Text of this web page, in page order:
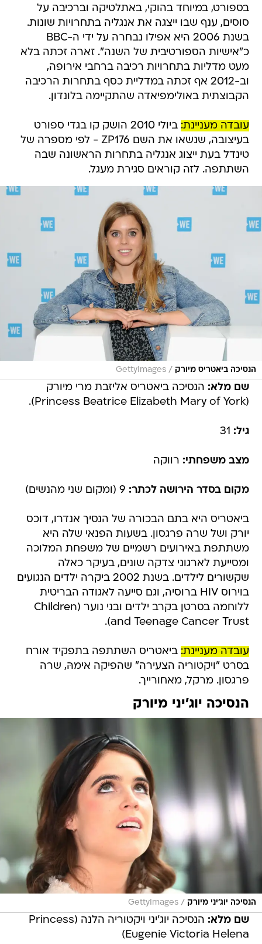
בספורט, במיוחד בהוקי, באתלטיקה וברכיבה על
סוסים, ענף שבו ייצגה את אנגליה בתחרויות שונות.
בשנת 2006 היא אפילו נבחרה על ידי ה-BBC
כ"אישיות הספורטיבית של השנה". זארה זכתה בלא
מעט מדליות בתחרויות רכיבה ברחבי אירופה,
וב-2012 אף זכתה במדליית כסף בתחרות הרכיבה
הקבוצתית באולימפיאדה שהתקיימה בלונדון.
עובדה מעניינת:
ביולי 2010 הושק קו בגדי ספורט
בעיצובה, שנשאו את השם ZP176 - לפי מספרה של
טינדל בעת ייצוג אנגליה בתחרות הראשונה שבה
השתתפה. לזה קוראים סגירת מעגל.
הנסיכה ביאטריס מיורק /
GettyImages
שם מלא: הנסיכה ביאטריס אליזבת מרי מיורק
(Princess Beatrice Elizabeth Mary of York).
גיל:
מצב משפחתי: רווקה
מקום בסדר הירושה לכתר:
ביאטריס היא בתם הבכורה של הנסיך אנדרו, דוכס
יורק ושל שרה פרגסון. בשעות הפנאי שלה היא
משתתפת באירועים רשמיים של משפחת המלוכה
ומסייעת לארגוני צדקה שונים, בעיקר כאלה
שקשורים לילדים. בשנת 2002 ביקרה ילדים הנגועים
בוירוס HIV ברוסיה, וגם סייעה לאגודה הבריטית
ללוחמה בסרטן בקרב ילדים ובני נוער (Children
and Teenage Cancer Trust).
עובדה מעניינת: ביאטריס השתתפה בתפקיד אורח
בסרט "ויקטוריה הצעירה" שהפיקה אימהּ, שרה
פרגסון. מרקל, מאחורייך.
הנסיכה יוג'יני מיורק
הנסיכה יוג'יני מיורק /
GettyImages
שם מלא:
הנסיכה יוג'יני ויקטוריה הלנה (Princess
Eugenie Victoria Helena)